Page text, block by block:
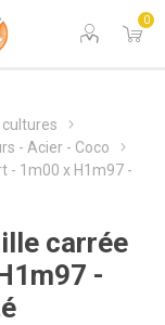
0
- Acier - Coco
- 1m00 x H1m97 -
carrée
-